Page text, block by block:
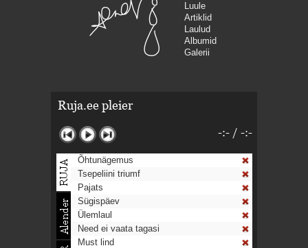
Luule
Artiklid
Laulud
Albumid
Galerii
Ruja.ee pleier
-:- / -:-
Õhtunägemus
Tsepeliini triumf
Pajats
Sügispäev
Ülemlaul
Need ei vaata tagasi
Must lind